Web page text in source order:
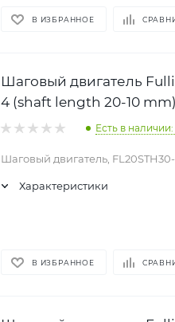
В ИЗБРАННОЕ
Шаговый двигатель
4 (shaft length 20-10 mm)
Есть в наличии:
Шаговый двигатель,
Характеристики
В ИЗБРАННОЕ